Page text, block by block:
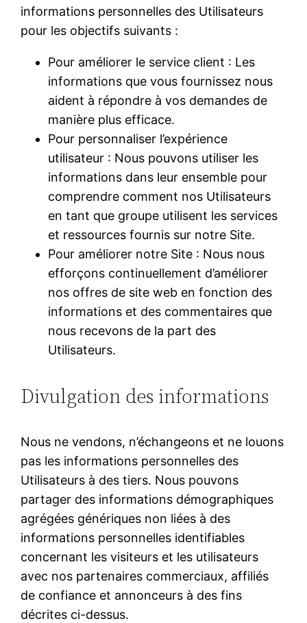
informations personnelles des Utilisateurs
pour les objectifs suivants :
Pour améliorer le service client : Les
informations que vous fournissez nous
aident à répondre à vos demandes de
manière plus efficace.
Pour personnaliser l’expérience
utilisateur : Nous pouvons utiliser les
informations dans leur ensemble pour
comprendre comment nos Utilisateurs
en tant que groupe utilisent les services
et ressources fournis sur notre Site.
Pour améliorer notre Site : Nous nous
efforçons continuellement d’améliorer
nos offres de site web en fonction des
informations et des commentaires que
nous recevons de la part des
Utilisateurs.
Divulgation des informations
Nous ne vendons, n’échangeons et ne louons
pas les informations personnelles des
Utilisateurs à des tiers. Nous pouvons
partager des informations démographiques
agrégées génériques non liées à des
informations personnelles identifiables
concernant les visiteurs et les utilisateurs
avec nos partenaires commerciaux, affiliés
de confiance et annonceurs à des fins
décrites ci-dessus.